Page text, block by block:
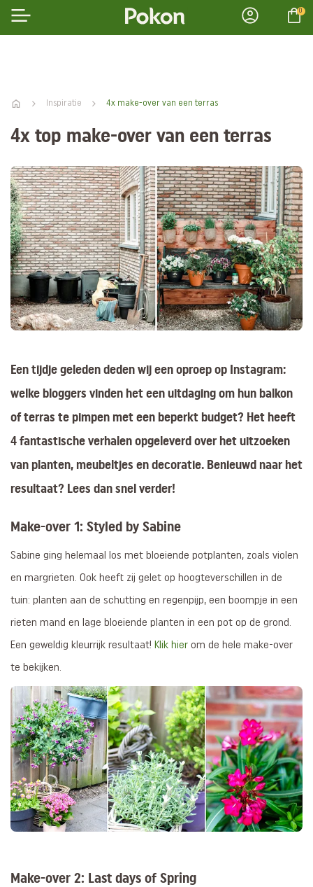
0
Inspiratie 4x make-over van een terras
4x top make-over van een terras
Een tijdje geleden deden wij een oproep op Instagram:
welke bloggers vinden het een uitdaging om hun balkon
of terras te pimpen met een beperkt budget? Het heeft
4 fantastische verhalen opgeleverd over het uitzoeken
van planten, meubeltjes en decoratie. Benieuwd naar het
resultaat? Lees dan snel verder!
Make-over 1: Styled by Sabine
Sabine ging helemaal los met bloeiende potplanten, zoals violen
en margrieten. Ook heeft zij gelet op hoogteverschillen in de
tuin: planten aan de schutting en regenpijp, een boompje in een
rieten mand en lage bloeiende planten in een pot op de grond.
Een geweldig kleurrijk resultaat! Klik hier om de hele make-over
te bekijken.
Make-over 2: Last days of Spring